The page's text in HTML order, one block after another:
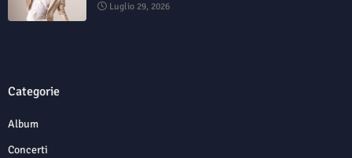
Luglio 29, 2026
Categorie
Album
Concerti